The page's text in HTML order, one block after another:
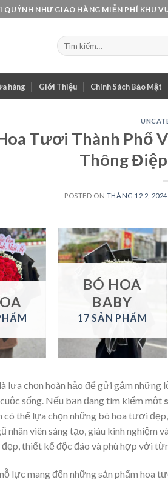
QUỲNH NHƯ GIAO HÀNG MIỄN PHÍ KHU
Tìm
kiếm:
hàng Giới Thiệu Chính Sách Bảo Mật
Tươi Thành Phố
Thông
POSTED ON THÁNG 12 2, 2024
BÓ HOA
BABY
17 SẢN PHẨM
lựa chọn hoàn hảo để gửi gắm
sống. Nếu bạn đang tìm kiếm một
có thể lựa chọn những bó hoa tươi
nhân viên sáng tạo, giàu kinh nghiệm
thiết kế độc đáo và phù hợp với
lực mang đến những sản phẩm hoa